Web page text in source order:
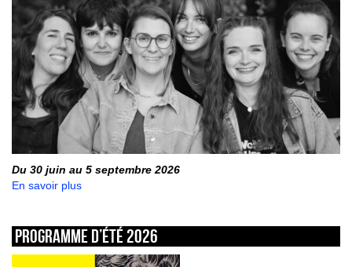
Du 30 juin au 5 septembre 2026
En savoir plus
Programme d’été 2026